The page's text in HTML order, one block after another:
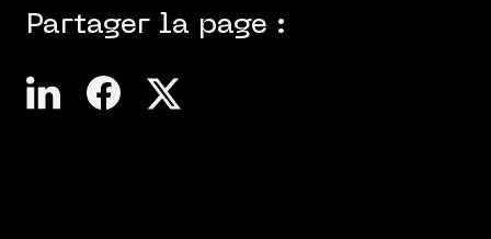
Partager la page :